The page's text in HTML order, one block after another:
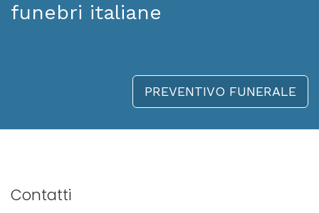
funebri italiane
PREVENTIVO FUNERALE
Contatti